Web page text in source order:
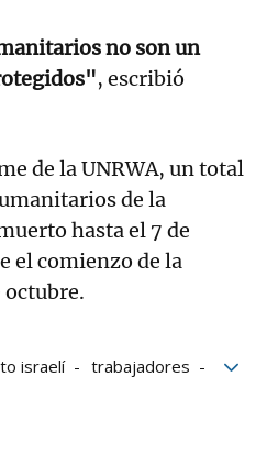
no son un
, escribió
de la UNRWA, un total
de la
hasta el 7 de
el comienzo de la
octubre.
israelí
trabajadores